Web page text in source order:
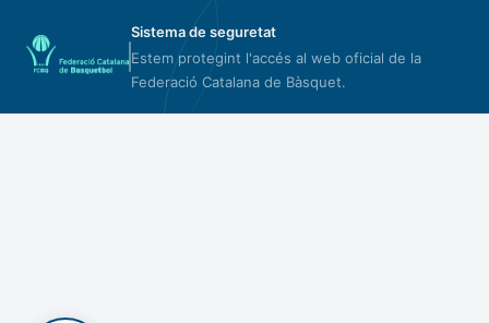
Sistema de seguretat
Estem protegint l'accés al web oficial de la
Federació Catalana de Bàsquet.